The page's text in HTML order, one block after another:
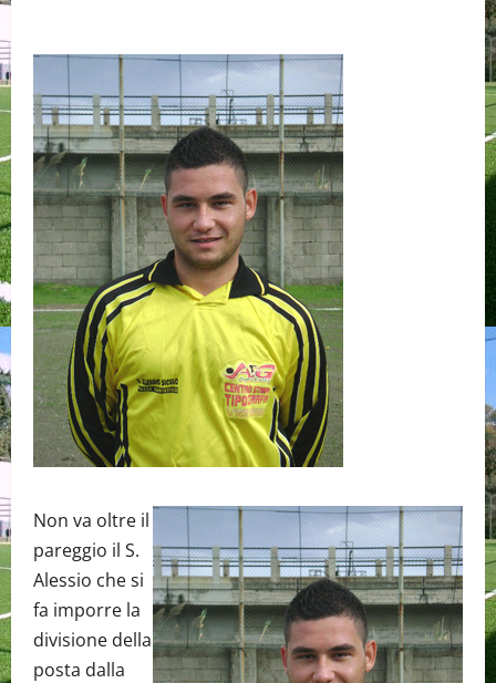
Non va oltre il
pareggio il S.
Alessio che si
fa imporre la
divisione della
posta dalla